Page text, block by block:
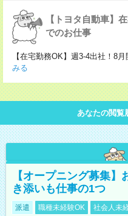
【トヨタ自動車】
でのお仕事
【在宅勤務OK】週3-4出社！8
みる
あなたの閲覧
【オープニング募集
き添いも仕事の1つ
派遣 職種未経験OK 社会人未